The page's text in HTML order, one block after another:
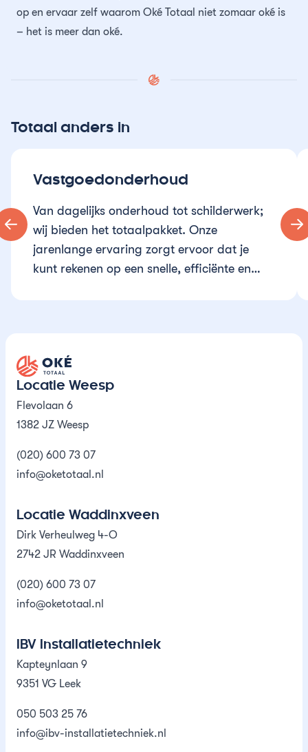
op en ervaar zelf waarom Oké Totaal niet zomaar oké is
– het is meer dan oké.
Totaal anders in
Vastgoedonderhoud
Van dagelijks onderhoud tot schilderwerk;
wij bieden het totaalpakket. Onze
jarenlange ervaring zorgt ervoor dat je
kunt rekenen op een snelle, efficiënte en
Oké Totaal
Locatie Weesp
Flevolaan 6
1382 JZ Weesp
(020) 600 73 07
info@oketotaal.nl
Locatie Waddinxveen
Dirk Verheulweg 4-O
2742 JR Waddinxveen
(020) 600 73 07
info@oketotaal.nl
IBV Installatietechniek
Kapteynlaan 9
9351 VG Leek
050 503 25 76
info@ibv-installatietechniek.nl